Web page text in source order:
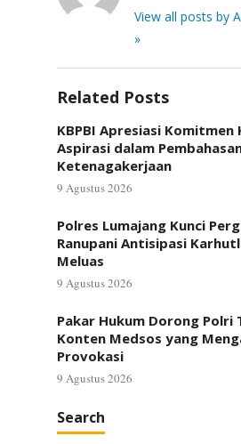
View all posts by
»
Related Posts
KBPBI Apresiasi Komitmen
Aspirasi dalam
Ketenagakerjaan
9 Agustus 2026
Polres Lumajang Kunci
Ranupani Antisipasi
Meluas
9 Agustus 2026
Pakar Hukum Dorong Polri
Konten Medsos yang
Provokasi
9 Agustus 2026
Search